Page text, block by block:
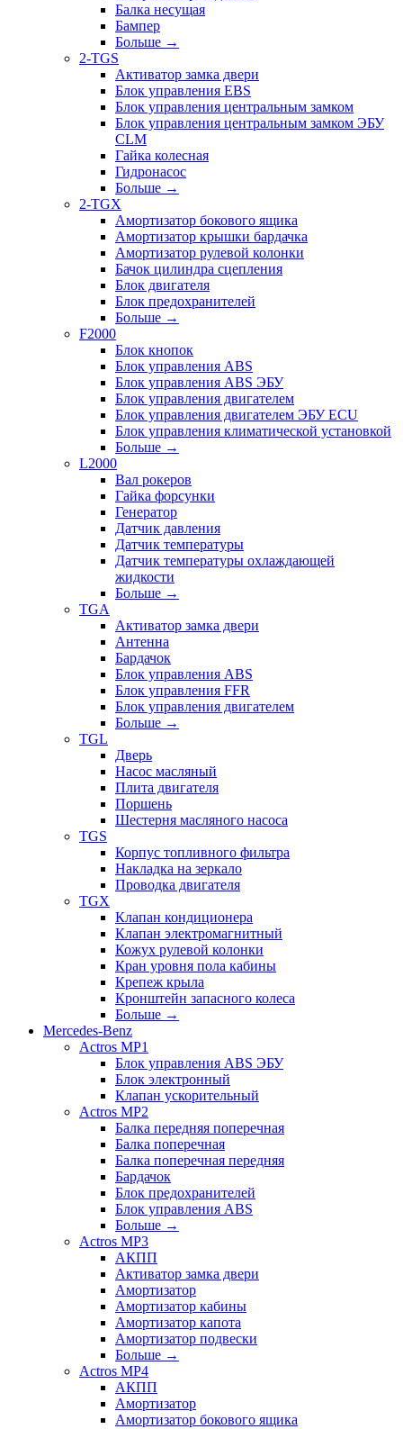
Балка несущая
Бампер
Больше →
2-TGS
Активатор замка двери
Блок управления EBS
Блок управления центральным замком
Блок управления центральным замком ЭБУ
CLM
Гайка колесная
Гидронасос
Больше →
2-TGX
Амортизатор бокового ящика
Амортизатор крышки бардачка
Амортизатор рулевой колонки
Бачок цилиндра сцепления
Блок двигателя
Блок предохранителей
Больше →
F2000
Блок кнопок
Блок управления ABS
Блок управления ABS ЭБУ
Блок управления двигателем
Блок управления двигателем ЭБУ ECU
Блок управления климатической установкой
Больше →
L2000
Вал рокеров
Гайка форсунки
Генератор
Датчик давления
Датчик температуры
Датчик температуры охлаждающей
жидкости
Больше →
TGA
Активатор замка двери
Антенна
Бардачок
Блок управления ABS
Блок управления FFR
Блок управления двигателем
Больше →
TGL
Дверь
Насос масляный
Плита двигателя
Поршень
Шестерня масляного насоса
TGS
Корпус топливного фильтра
Накладка на зеркало
Проводка двигателя
TGX
Клапан кондиционера
Клапан электромагнитный
Кожух рулевой колонки
Кран уровня пола кабины
Крепеж крыла
Кронштейн запасного колеса
Больше →
Mercedes-Benz
Actros MP1
Блок управления ABS ЭБУ
Блок электронный
Клапан ускорительный
Actros MP2
Балка передняя поперечная
Балка поперечная
Балка поперечная передняя
Бардачок
Блок предохранителей
Блок управления ABS
Больше →
Actros MP3
АКПП
Активатор замка двери
Амортизатор
Амортизатор кабины
Амортизатор капота
Амортизатор подвески
Больше →
Actros MP4
АКПП
Амортизатор
Амортизатор бокового ящика